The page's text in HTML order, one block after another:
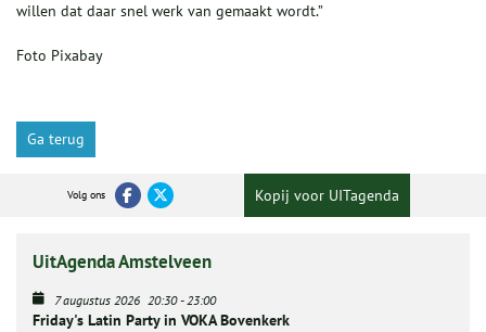
willen dat daar snel werk van gemaakt wordt.”
Foto Pixabay
Ga terug
Volg ons Kopij voor UITagenda
UitAgenda Amstelveen
7 augustus 2026 20:30-23:00
Friday's Latin Party in VOKA Bovenkerk